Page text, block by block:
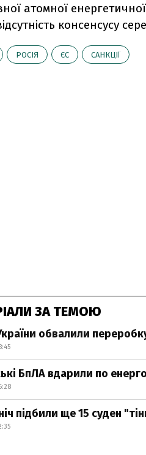
атомної
консенсусу
РОСІЯ ЄС САНКЦІЇ
ЗА ТЕМОЮ
обвалили
БпЛА вдарили по
підбили ще 15 суден